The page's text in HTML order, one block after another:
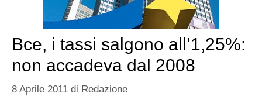
Bce, i tassi salgono all’1,25%:
non accadeva dal 2008
8 Aprile 2011 di Redazione